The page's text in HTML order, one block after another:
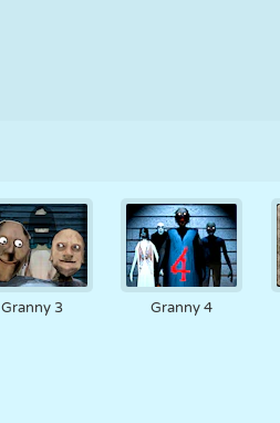
Granny 3 Granny 4